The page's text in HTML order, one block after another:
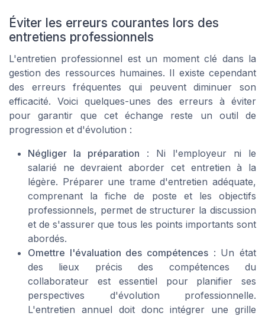
Éviter les erreurs courantes lors des
entretiens professionnels
L'entretien professionnel est un moment clé dans la
gestion des ressources humaines. Il existe cependant
des erreurs fréquentes qui peuvent diminuer son
efficacité. Voici quelques-unes des erreurs à éviter
pour garantir que cet échange reste un outil de
progression et d'évolution :
Négliger la préparation : Ni l'employeur ni le
salarié ne devraient aborder cet entretien à la
légère. Préparer une trame d'entretien adéquate,
comprenant la fiche de poste et les objectifs
professionnels, permet de structurer la discussion
et de s'assurer que tous les points importants sont
abordés.
Omettre l'évaluation des compétences : Un état
des lieux précis des compétences du
collaborateur est essentiel pour planifier ses
perspectives d'évolution professionnelle.
L'entretien annuel doit donc intégrer une grille